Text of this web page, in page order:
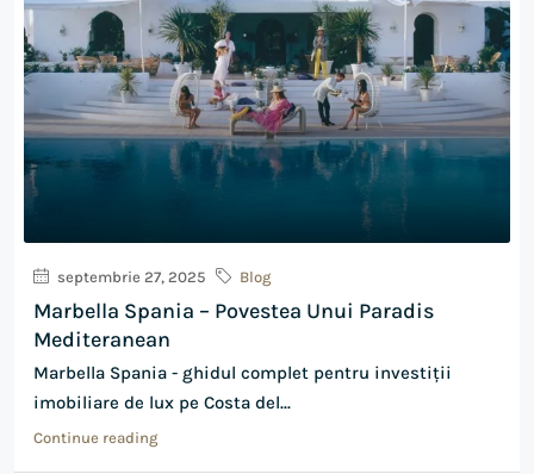
septembrie 27, 2025 Blog
Marbella Spania – Povestea Unui Paradis
Mediteranean
Marbella Spania - ghidul complet pentru investiții
imobiliare de lux pe Costa del...
Continue reading